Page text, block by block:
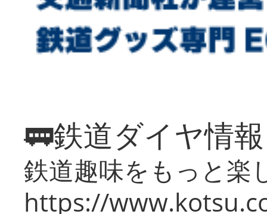
🚃鉄道ダイヤ情
鉄道趣味をもっと楽
https://